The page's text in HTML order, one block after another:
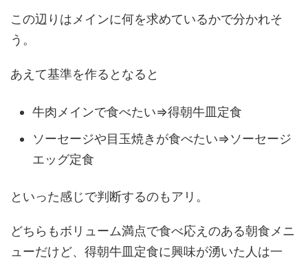
この辺りはメインに何を求めているかで分かれそ
う。
あえて基準を作るとなると
牛肉メインで食べたい⇒得朝牛皿定食
ソーセージや目玉焼きが食べたい⇒ソーセージ
エッグ定食
といった感じで判断するのもアリ。
どちらもボリューム満点で食べ応えのある朝食メニ
ューだけど、得朝牛皿定食に興味が湧いた人は一